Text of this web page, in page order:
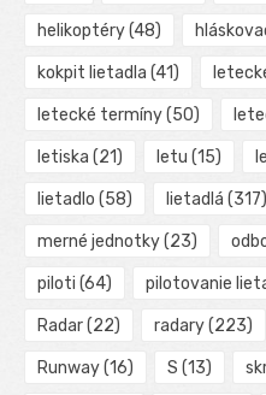
helikoptéry(48)
kokpit lietadla (41)
letecké termíny(50)
letiska (21) letu (15)
lietadlo (58) lietadlá (317)
merné jednotky(23)
piloti (64) pilotovanie
Radar(22) radary(223)
Runway(16) S (13)